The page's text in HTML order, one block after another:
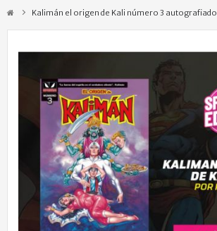
Kalimán el origen de Kali número 3 autografiado